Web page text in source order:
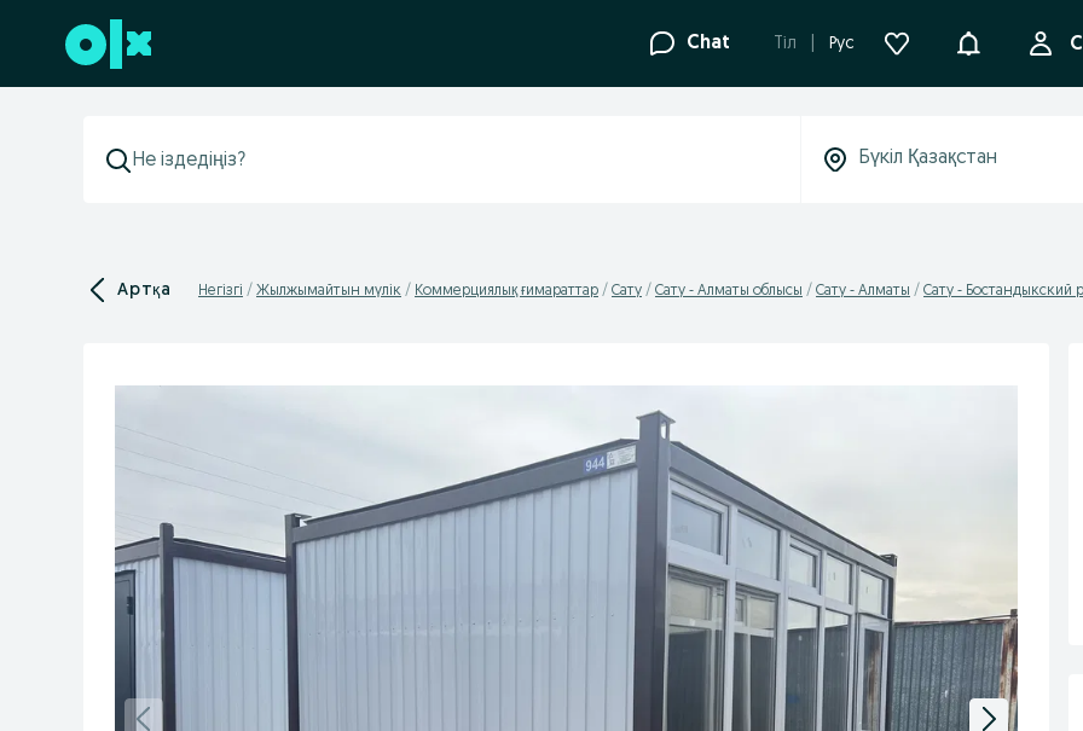
Төменгі деректемеге өту Chat Tіл Рус
Артқа Негізгі Жылжымайтын мүлік Коммерциялық ғимараттар Сату Сату - Алматы облысы Сату - Алматы Сату - Бостандыкский